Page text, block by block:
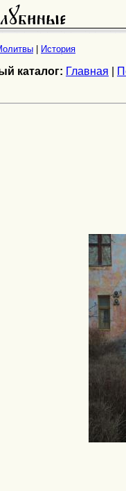
История
каталог: Главная